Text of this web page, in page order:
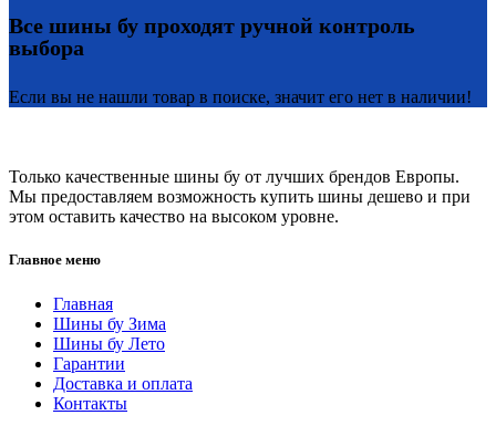
Все шины бу проходят ручной контроль
выбора
Если вы не нашли товар в поиске, значит его нет в наличии!
Только качественные шины бу от лучших брендов Европы.
Мы предоставляем возможность купить шины дешево и при
этом оставить качество на высоком уровне.
Главное меню
Главная
Шины бу Зима
Шины бу Лето
Гарантии
Доставка и оплата
Контакты